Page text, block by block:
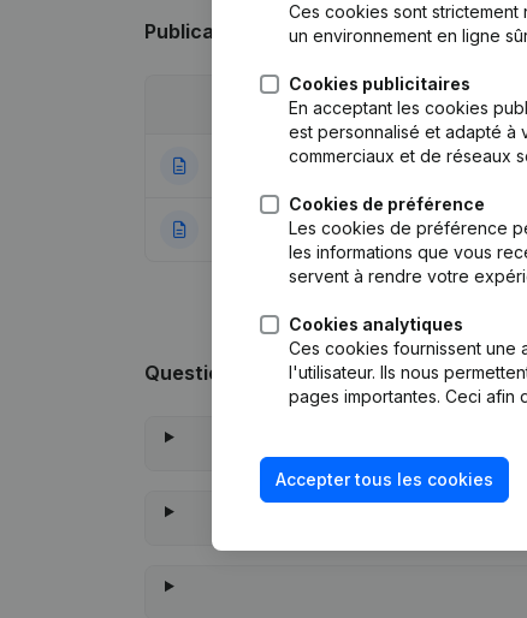
Publications de Kuub
Publication
10-03-2026 Demissions -
27-12-2022 Rubrique
Questions fréquemment posées
Ces cookies sont
un environnement en ligne
Cookies publicitaires
En acceptant les cookies
est personnalisé et adapté à
commerciaux et de réseaux
Cookies de préférence
Les cookies de préférence
les informations que vous
servent à rendre votre
Cookies analytiques
Ces cookies fournissent une
l'utilisateur. Ils nous
pages importantes. Ceci afin
Accepter tous les cookies